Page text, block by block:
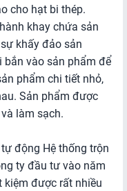
cho hạt bi thép.
khay chứa sản
khấy đảo sản
bắn vào sản phẩm để
phẩm chi tiết nhỏ,
Sản phẩm được
làm sạch.
động Hệ thống trộn
ty đầu tư vào năm
kiệm được rất nhiều